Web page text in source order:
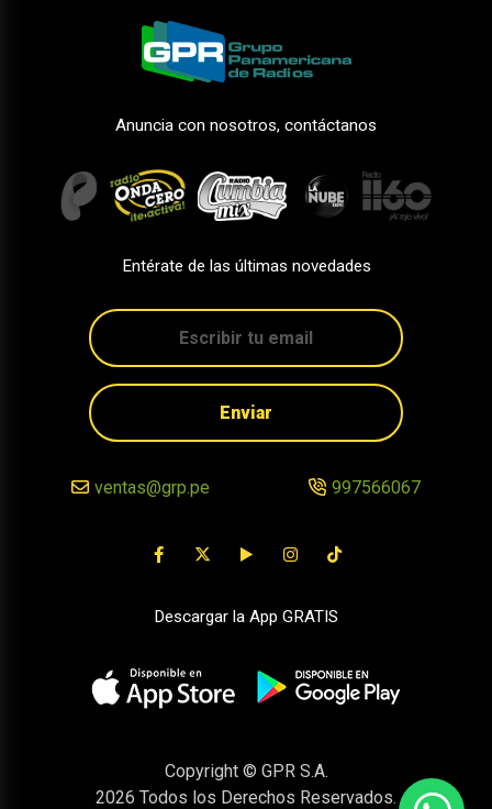
Anuncia con nosotros, contáctanos
Entérate de las últimas novedades
Enviar
ventas@grp.pe 997566067
Descargar la App GRATIS
Copyright © GPR S.A.
2026 Todos los Derechos Reservados.